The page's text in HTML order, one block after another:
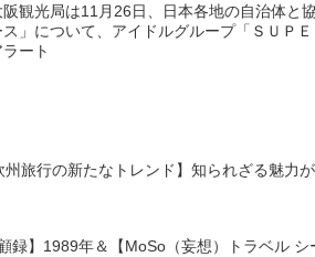
阪観光局は11月26日、日本各地の自治体と
ス」について、アイドルグループ「ＳＵＰ
ラート
州旅行の新たなトレンド】知られざる魅力
録】1989年＆【MoSo（妄想）トラベル シ